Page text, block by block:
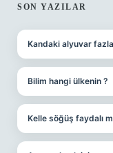
SON YAZILAR
Kandaki alyuvar
Bilim hangi ülkenin ?
Kelle söğüş faydalı